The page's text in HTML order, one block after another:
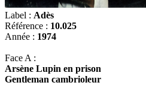
Label : Adès
Référence : 10.025
Année : 1974
Face A :
Arsène Lupin en prison
Gentleman cambrioleur